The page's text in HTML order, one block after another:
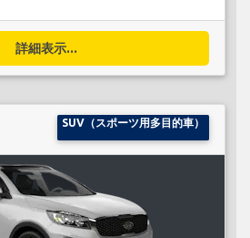
詳細表示...
SUV（スポーツ用多目的車）